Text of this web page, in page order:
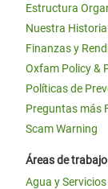
Estructura
Nuestra Historia
Finanzas y
Oxfam Policy &
Políticas de
Preguntas más
Scam Warning
Áreas de trabajo
Agua y